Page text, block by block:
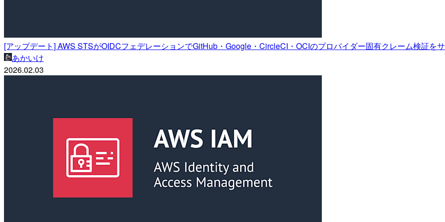
[アップデート] AWS STSがOIDCフェデレーションでGitHub・Google・CircleCI・OCIのプロバイダー固有クレーム検証を
あかいけ
2026.02.03